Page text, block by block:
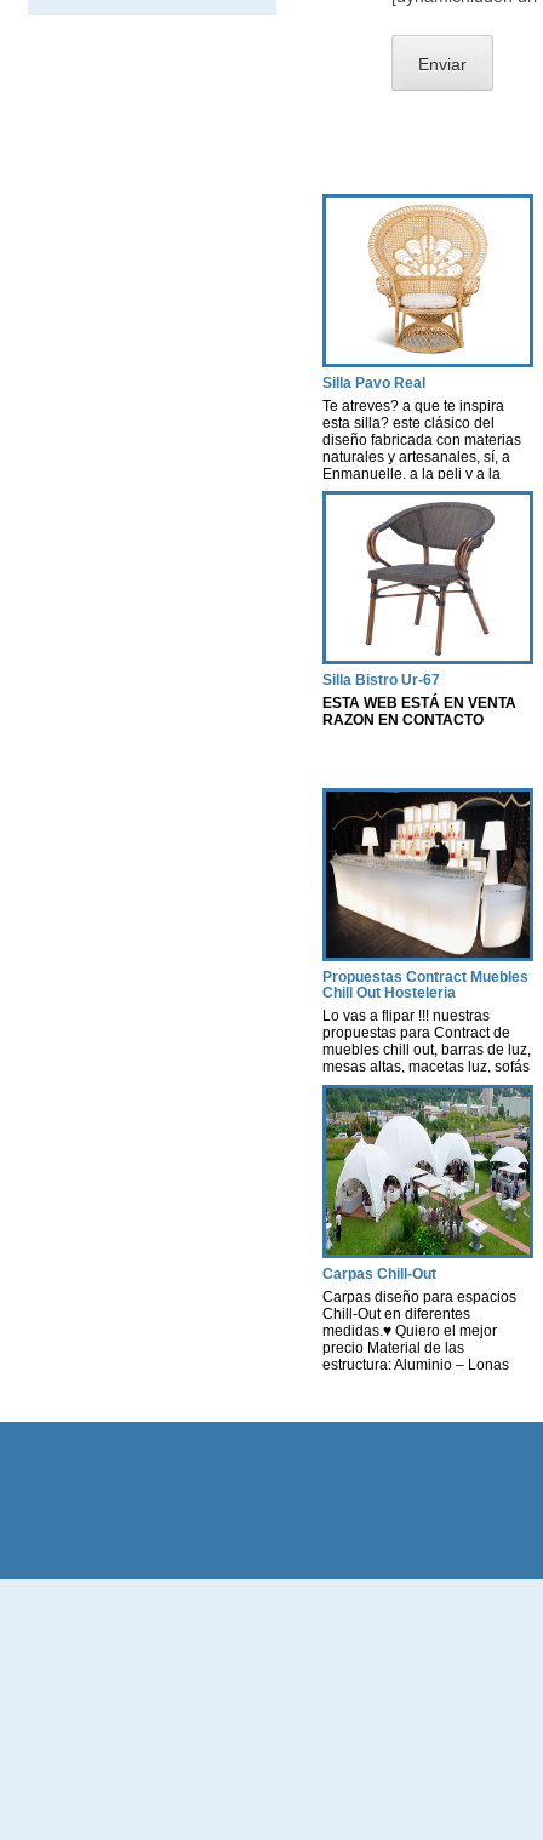
Silla Pavo Real
Te atreves? a que te inspira
esta silla? este clásico del
diseño fabricada con materias
naturales y artesanales, sí, a
Enmanuelle, a la peli y a la
actriz, una pelicula que creó
escuela. Esta silla nos evoca
aires de nostalgia, libertad y
porque no decirlo…cierta
sexualidad…
Silla Bistro Ur-67
ESTA WEB ESTÁ EN VENTA
RAZON EN CONTACTO
Propuestas Contract Muebles
Chill Out Hosteleria
Lo vas a flipar !!! nuestras
propuestas para Contract de
muebles chill out, barras de luz,
mesas altas, macetas luz, sofás
con luz, lámparas, decoración
con luz leds con autonomía
propia, nosotros te hacemos un
estudio según tus necesidades
y presupuesto. Contract-
instalaciones -Hosteleria -
muebles terraza chill out Ya sea
para cualquier tipo de Evento
[…]
Carpas Chill-Out
Carpas diseño para espacios
Chill-Out en diferentes
medidas.♥ Quiero el mejor
precio Material de las
estructura: Aluminio – Lonas